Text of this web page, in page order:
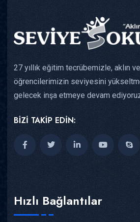
27 yıllık eğitim tecrübemizle, aklın
öğrencilerimizin seviyesini
gelecek inşa etmeye devam
BİZİ TAKİP EDİN:
Hızlı Bağlantılar